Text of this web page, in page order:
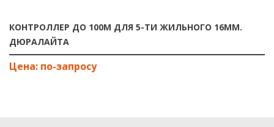
КОНТРОЛЛЕР ДО 100М ДЛЯ 5-ТИ ЖИЛЬНОГО 16ММ.
ДЮРАЛАЙТА